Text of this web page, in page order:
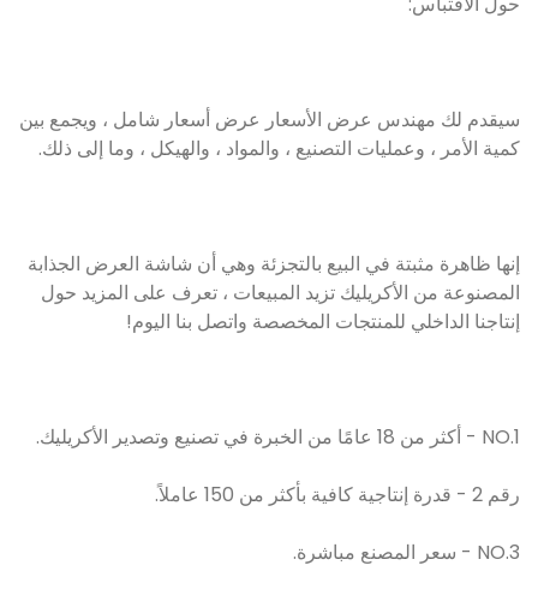
سيقدم لك مهندس عرض الأسعار عرض أسعار شامل ، ويجمع بين
كمية الأمر ، وعمليات التصنيع ، والمواد ، والهيكل ، وما إلى ذلك.
إنها ظاهرة مثبتة في البيع بالتجزئة وهي أن شاشة العرض الجذابة
المصنوعة من الأكريليك تزيد المبيعات ، تعرف على المزيد حول
إنتاجنا الداخلي للمنتجات المخصصة واتصل بنا اليوم!
NO.1 - أكثر من 18 عامًا من الخبرة في تصنيع وتصدير الأكريليك.
رقم 2 - قدرة إنتاجية كافية بأكثر من 150 عاملاً.
NO.3 - سعر المصنع مباشرة.